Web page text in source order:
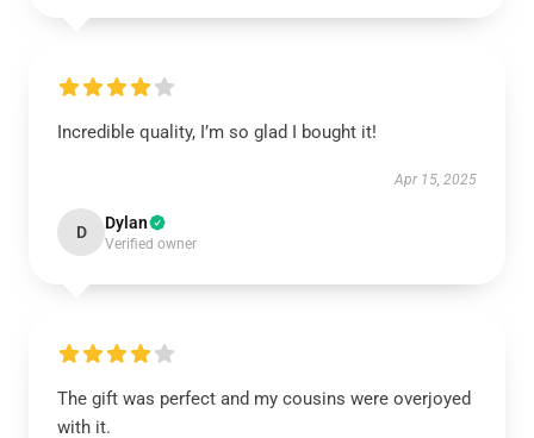
Incredible quality, I’m so glad I bought it!
Apr 15, 2025
D Dylan
Verified owner
The gift was perfect and my cousins were overjoyed
with it.